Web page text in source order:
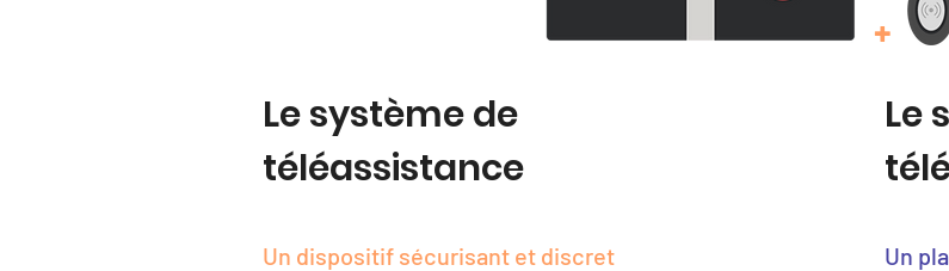
Le système de
téléassistance
Un dispositif sécurisant et discret
+
Le
Un